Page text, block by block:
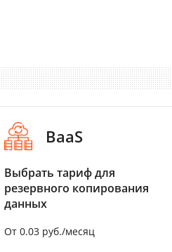
BaaS
Выбрать тариф для
резервного копирования
данных
От 0.03 руб./месяц